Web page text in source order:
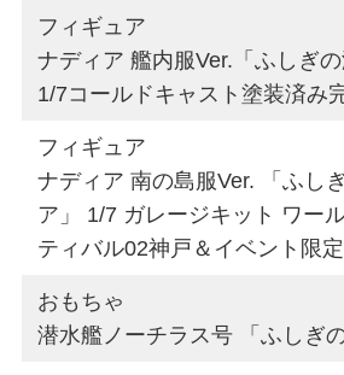
フィギュア
ナディア 艦内服Ver.「ふしぎの
1/7コールドキャスト塗装済み
フィギュア
ナディア 南の島服Ver. 「ふし
ア」 1/7 ガレージキット ワー
ティバル02神戸＆イベント限定
おもちゃ
潜水艦ノーチラス号 「ふしぎ